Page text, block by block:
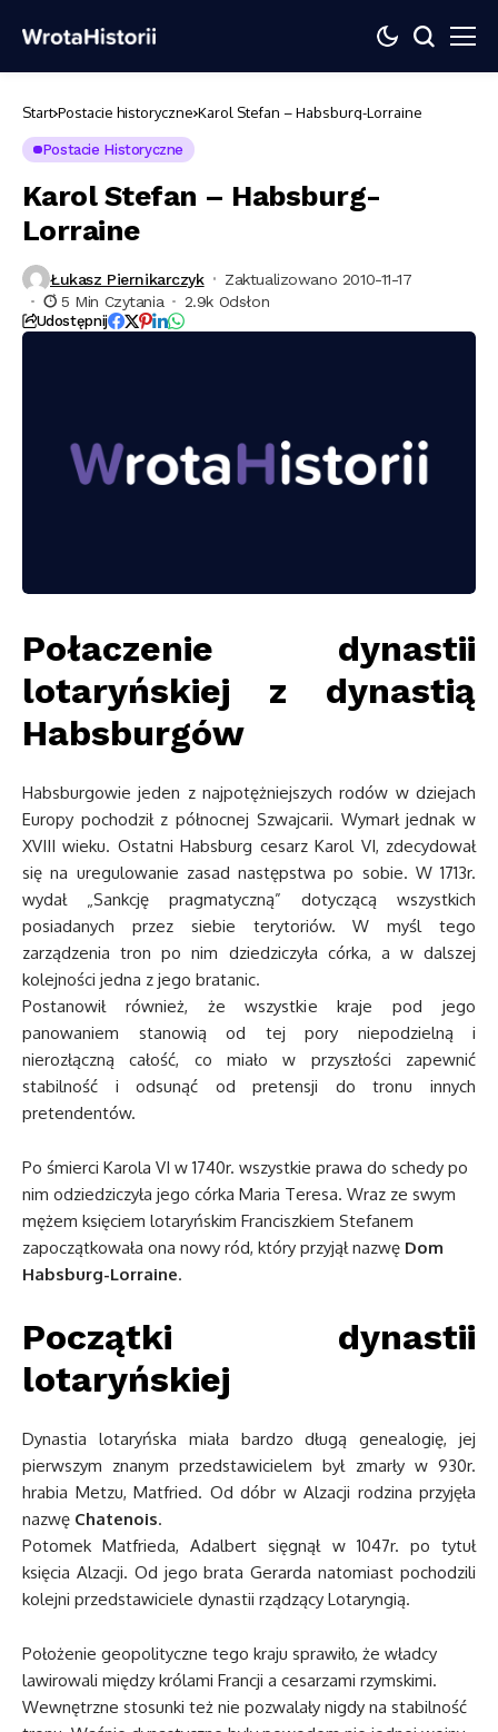
Start Postacie historyczne Karol Stefan – Habsburg-Lorraine
Postacie Historyczne
Karol Stefan – Habsburg-
Lorraine
Łukasz Piernikarczyk
Zaktualizowano 2010-11-17
5 Min Czytania
2.9k Odsłon
Udostępnij
Połaczenie dynastii
lotaryńskiej z dynastią
Habsburgów
Habsburgowie jeden z najpotężniejszych rodów w dziejach
Europy pochodził z północnej Szwajcarii. Wymarł jednak w
XVIII wieku. Ostatni Habsburg cesarz Karol VI, zdecydował
się na uregulowanie zasad następstwa po sobie. W 1713r.
wydał „Sankcję pragmatyczną” dotyczącą wszystkich
posiadanych przez siebie terytoriów. W myśl tego
zarządzenia tron po nim dziedziczyła córka, a w dalszej
kolejności jedna z jego bratanic.
Postanowił również, że wszystkie kraje pod jego
panowaniem stanowią od tej pory niepodzielną i
nierozłączną całość, co miało w przyszłości zapewnić
stabilność i odsunąć od pretensji do tronu innych
pretendentów.
Po śmierci Karola VI w 1740r. wszystkie prawa do schedy po
nim odziedziczyła jego córka Maria Teresa. Wraz ze swym
mężem księciem lotaryńskim Franciszkiem Stefanem
zapoczątkowała ona nowy ród, który przyjął nazwę Dom
Habsburg-Lorraine.
Początki dynastii
lotaryńskiej
Dynastia lotaryńska miała bardzo długą genealogię, jej
pierwszym znanym przedstawicielem był zmarły w 930r.
hrabia Metzu, Matfried. Od dóbr w Alzacji rodzina przyjęła
nazwę Chatenois.
Potomek Matfrieda, Adalbert sięgnął w 1047r. po tytuł
księcia Alzacji. Od jego brata Gerarda natomiast pochodzili
kolejni przedstawiciele dynastii rządzący Lotaryngią.
Położenie geopolityczne tego kraju sprawiło, że władcy
lawirowali między królami Francji a cesarzami rzymskimi.
Wewnętrzne stosunki też nie pozwalały nigdy na stabilność